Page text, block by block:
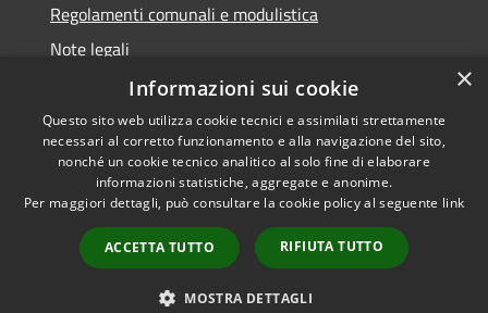
Regolamenti comunali e modulistica
Note legali
Dichiarazione di accessibilità
RSS
Accessibilità
Copyright © 2026 • Comune di
Powered byMunicipium
Accesso redazione
×
Informazioni sui cookie
Questo sito web utilizza cookie tecnici e assimilati strettamente
necessari al corretto funzionamento e alla navigazione del sito,
nonché un cookie tecnico analitico al solo fine di elaborare
informazioni statistiche, aggregate e anonime.
Per maggiori dettagli, può consultare la cookie policy al seguente link
ACCETTA TUTTO RIFIUTA TUTTO
MOSTRA DETTAGLI